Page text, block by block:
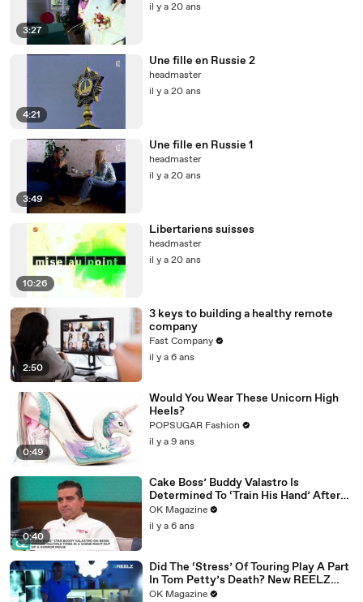
3:27
il y a 20 ans
4:21
Une fille en Russie 2
headmaster
il y a 20 ans
3:49
Une fille en Russie 1
headmaster
il y a 20 ans
10:26
Libertariens suisses
headmaster
il y a 20 ans
2:50
3 keys to building a healthy remote
company
Fast Company
il y a 6 ans
0:49
Would You Wear These Unicorn High
Heels?
POPSUGAR Fashion
il y a 9 ans
0:40
Cake Boss’ Buddy Valastro Is
Determined To ‘Train His Hand’ After
Accident: Watch
OK Magazine
il y a 6 ans
Did The ‘Stress’ Of Touring Play A Part
In Tom Petty’s Death? New REELZ
Doc Dives Deeper: Watch
OK Magazine